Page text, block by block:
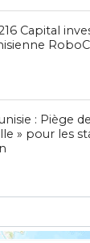
Capital
: Piège
» pour les